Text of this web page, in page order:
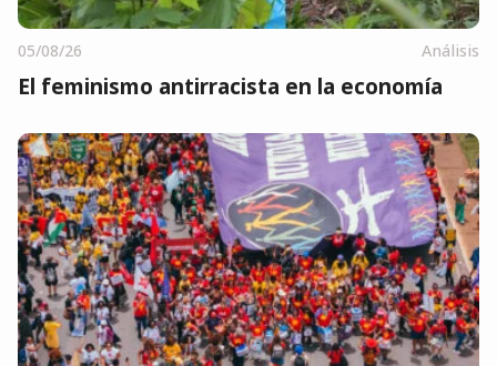
05/08/26 Análisis
El feminismo antirracista en la economía